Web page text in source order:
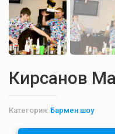
Кирсанов
Категория: Бармен шоу